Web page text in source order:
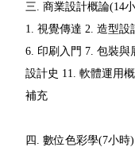
三. 商業設計概論(14小
1. 視覺傳達 2. 造型設
6. 印刷入門 7. 包裝與
設計史 11. 軟體運用
補充
四. 數位色彩學(7小時)